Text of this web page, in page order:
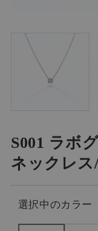
S001 ラボ
ネックレス
選択中のカラー